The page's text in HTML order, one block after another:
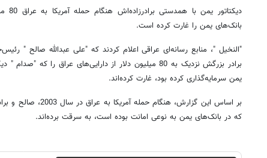
بانک‌های یمن را غارت کرده است.
"النخیل "، منابع رسانه‌ای عراقی اعلام کردند که "علی عبدالله صالح "
برادر بزرگش نزدیک به 80 میلیون دلار از دارایی‌های عراق
یمن سرمایه‌گذاری کرده بود، غارت کرده‌اند.
بر اساس این گزارش،
که در بانک‌های یمن به نوعی امانت بوده است، به سرقت برده‌اند.